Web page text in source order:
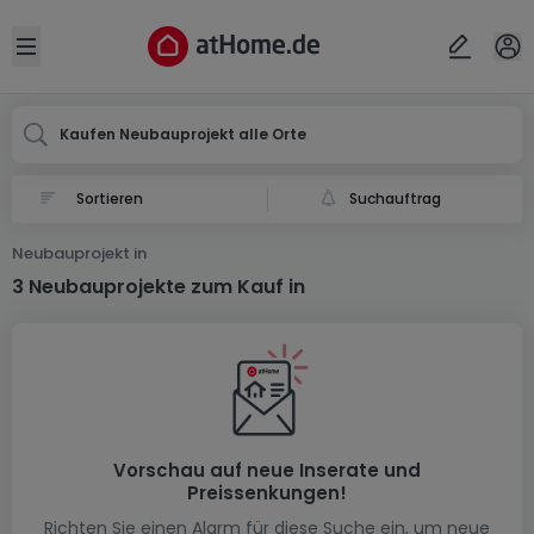
Open sidebar
Kaufen Neubauprojekt alle Orte
Suchauftrag
Neubauprojekt in
3 Neubauprojekte zum Kauf in
Vorschau auf neue Inserate und
Preissenkungen!
Richten Sie einen Alarm für diese Suche ein, um neue
Ort
Abbrechen ok